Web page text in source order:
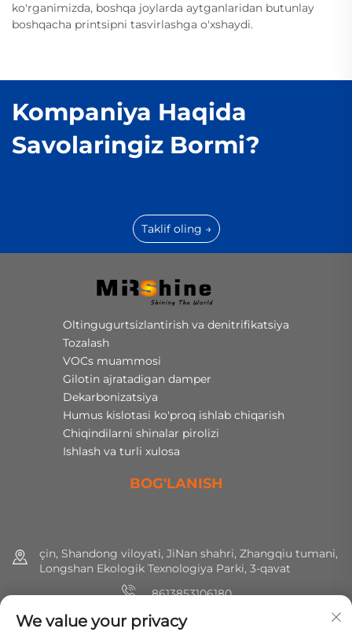
ko'rganimizda, boshqa joylarda aytganlaridan butunlay
boshqacha printsipni tasvirlashga o'xshaydi.
Kompaniya Haqida
Savolaringiz Bormi?
Taklif oling →
Oltingugurtsizlantirish va denitrifikatsiya
Tozalash
VOCs muammosi
Gilotin ajratadigan damper
Dekarbonizatsiya
Humus kislotasi ko'proq ishlab chiqarish
Chiqindilarni shinalar pirolizi
Ishlash va turli xulosa
BOG'LANISH
çin, Shandong viloyati, JiNan shahri, Zhangqiu tumani,
Longshan Ekologik Texnologiya Parki, 3-qavat
8613853106180
+86 (0) 531 8891 0288
We value your privacy